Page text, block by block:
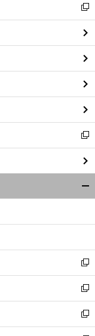
閉
る
新
し
い
ウ
ィ
ン
ド
ウ
で
開
く
新
し
い
ウ
ィ
ン
ウ
開
く
新
し
い
ウ
ィ
ン
新
し
い
ウ
新
し